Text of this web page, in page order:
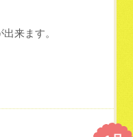
来ます。